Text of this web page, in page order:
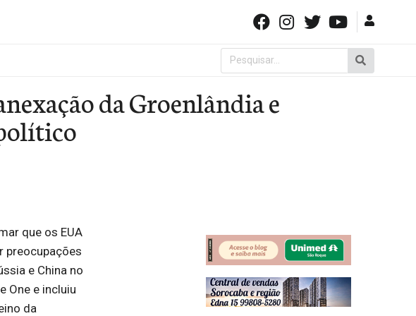
Pesquisar
por:
da Groenlândia e
que os EUA
preocupações
e China no
One e incluiu
da